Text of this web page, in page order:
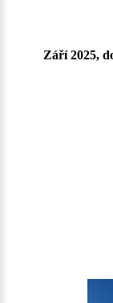
Září 2025,